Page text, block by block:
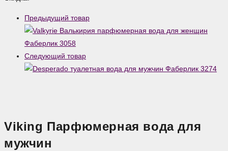
мужчин
Предыдущий товар
Следующий товар
Viking Парфюмерная вода для
мужчин